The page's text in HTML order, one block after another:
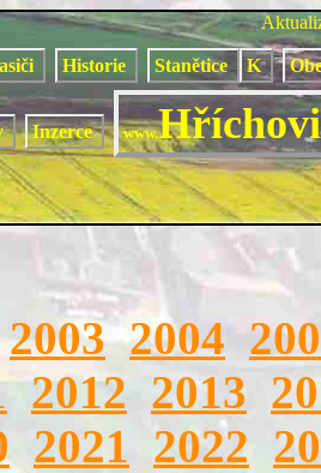
Historie Stanětice K
Inzerce www.
2003 2004
2012 2013
2021 2022